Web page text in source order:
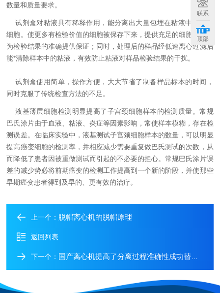
数量和质量要求。
试剂盒对粘液具有稀释作用，能分离出大量包埋在粘液中的有效
细胞。使更多有检验价值的细胞被保存下来，提供充足的细胞数量，
为检验结果的准确提供保证；同时，处理后的样品经低速离心过滤后
能*清除样本中的粘液，有效防止粘液对样品检验结果的干扰。
试剂盒使用简单，操作方便，大大节省了制备样品标本的时间，
同时克服了传统检查方法的不足。
液基薄层细胞检测明显提高了子宫颈细胞样本的检测质量。常规
巴氏涂片由于血液、粘液、炎症等因素影响，常使样本模糊，存在检
测误差。在临床实验中，液基测试子宫颈细胞样本的数量，可以明显
提高癌变细胞的检测率，并相应减少需要重复做巴氏测试的次数，从
而降低了患者因被重做测试而引起的不必要的担心。常规巴氏涂片误
差的减少势必将前期癌变的检测工作提高到一个新的阶段，并使那些
早期癌变患者得到及早的、更有效的治疗。
上一个： 脱帽离心机的脱帽原理
返回列表
下一个： 国产离心机提高了分离过程准确性成功替代进口产品
联系
顶部